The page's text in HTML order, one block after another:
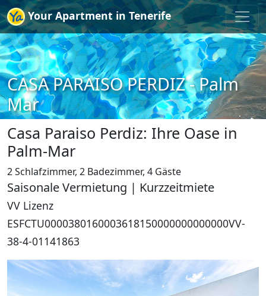
Your Apartment in Tenerife
CASA PARAISO PERDIZ - Palm
Mar
Casa Paraiso Perdiz: Ihre Oase in
Palm-Mar
2 Schlafzimmer, 2 Badezimmer, 4 Gäste
Saisonale Vermietung | Kurzzeitmiete
VV Lizenz
ESFCTU0000380160003618150000000000000VV-
38-4-01141863